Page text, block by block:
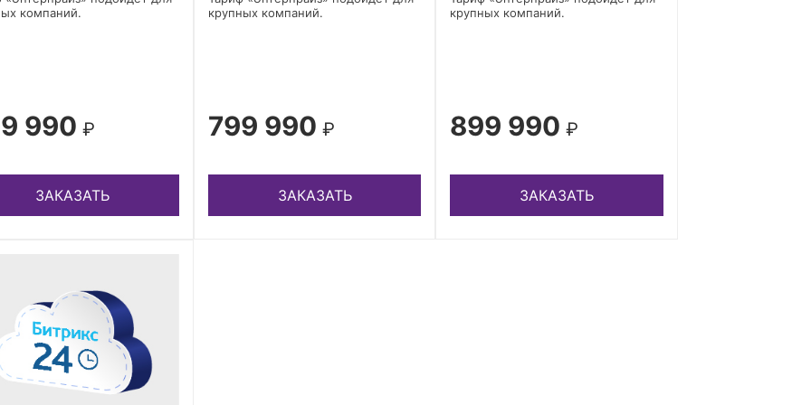
компаний.
990 ₽
ЗАКАЗАТЬ
крупных компаний.
799 990 ₽
ЗАКАЗАТЬ
крупных компаний.
899 990 ₽
ЗАКАЗАТЬ